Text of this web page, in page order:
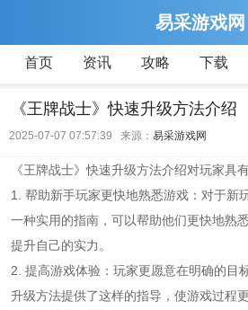
易采游戏网
首页 资讯 攻略 下载
《王牌战士》快速升级方法介绍
2025-07-07 07:57:39 来源： 易采游戏网
《王牌战士》快速升级方法介绍对玩家具
1. 帮助新手玩家更快地熟悉游戏：对于新
一种实用的指南，可以帮助他们更快地熟
提升自己的实力。
2. 提高游戏体验：玩家更愿意在明确的目
升级方法提供了这样的指导，使游戏过程